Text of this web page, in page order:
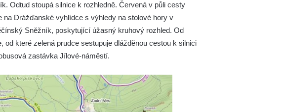
Odtud stoupá silnice k rozhledně. Červená v půli cesty
Drážďanské vyhlídce s výhledy na stolové hory v
Sněžník, poskytující úžasný kruhový rozhled. Od
které zelená prudce sestupuje dlážděnou cestou k silnici
zastávka Jílové-náměstí.